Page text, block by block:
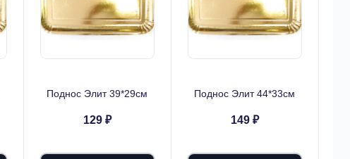
Поднос Элит 39*29см
129 ₽
Поднос Элит 44*33см
149 ₽